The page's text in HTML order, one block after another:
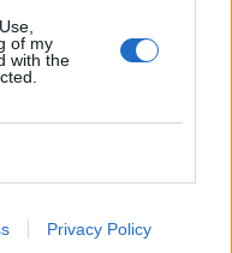
of my
with the
Privacy Policy
Primavera,